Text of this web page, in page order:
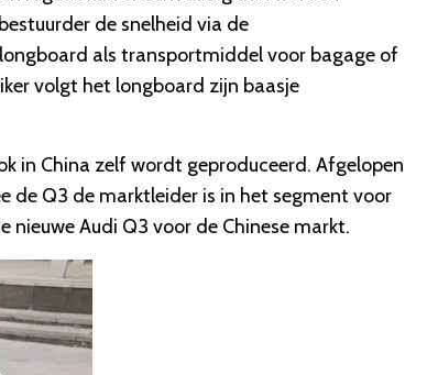
de snelheid via de
als transportmiddel voor bagage of
volgt het longboard zijn baasje
in China zelf wordt geproduceerd. Afgelopen
de Q3 de marktleider is in het segment voor
nieuwe Audi Q3 voor de Chinese markt.